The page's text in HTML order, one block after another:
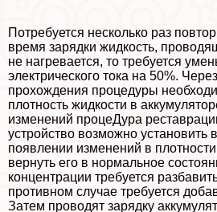
Потребуется несколько раз
время зарядки жидкость,
не нагревается, то требуется
электрического тока на 50%.
прохождения процедуры
плотность жидкости в
изменений процеДypa
устройство возможно установить
появлении изменений в
вернуть его в нормальное
концентрации требуется
противном случае требуется
Затем проводят зарядку